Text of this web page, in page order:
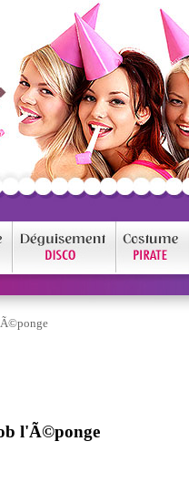
l'Ã©ponge